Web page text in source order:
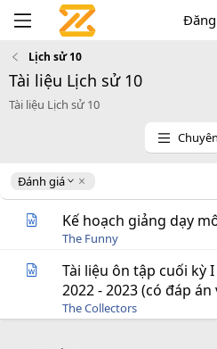
Lịch sử 10
Tài liệu Lịch sử 10
Tài liệu Lịch sử 10
Đánh giá
D
e
Kế hoạch giảng dạy
The Funny
Tài liệu ôn tập cuối kỳ
2022 - 2023 (có đáp
The Collectors